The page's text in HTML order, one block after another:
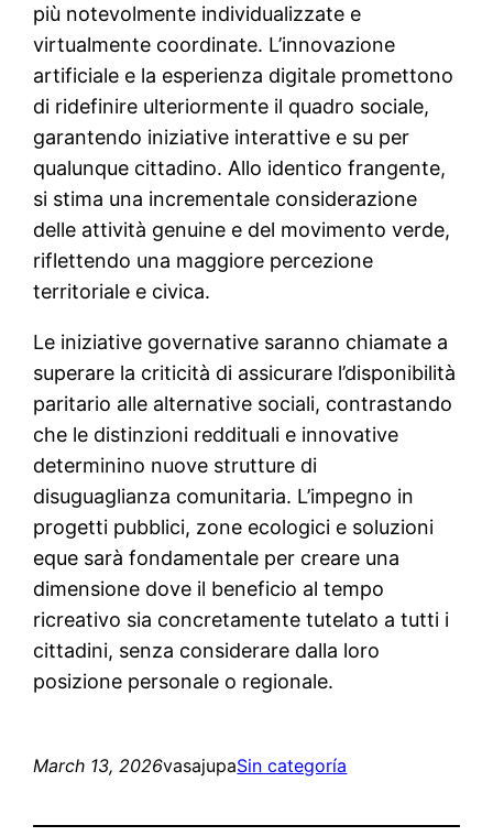
più notevolmente individualizzate e
virtualmente coordinate. L’innovazione
artificiale e la esperienza digitale promettono
di ridefinire ulteriormente il quadro sociale,
garantendo iniziative interattive e su per
qualunque cittadino. Allo identico frangente,
si stima una incrementale considerazione
delle attività genuine e del movimento verde,
riflettendo una maggiore percezione
territoriale e civica.
Le iniziative governative saranno chiamate a
superare la criticità di assicurare l’disponibilità
paritario alle alternative sociali, contrastando
che le distinzioni reddituali e innovative
determinino nuove strutture di
disuguaglianza comunitaria. L’impegno in
progetti pubblici, zone ecologici e soluzioni
eque sarà fondamentale per creare una
dimensione dove il beneficio al tempo
ricreativo sia concretamente tutelato a tutti i
cittadini, senza considerare dalla loro
posizione personale o regionale.
March 13, 2026vasajupaSin categoría